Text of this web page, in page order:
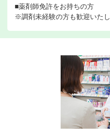
■薬剤師免許をお持ちの方
※調剤未経験の方も歓迎いたし